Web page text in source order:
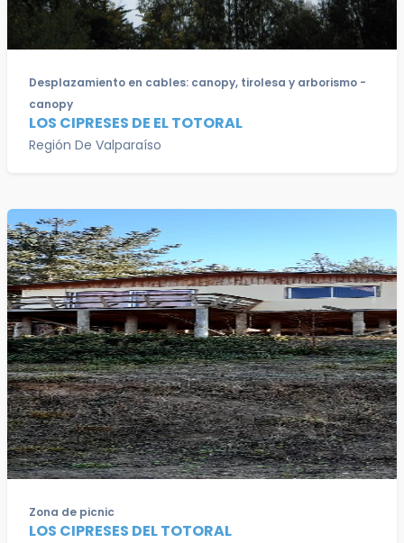
Desplazamiento en cables: canopy, tirolesa y arborismo -
canopy
LOS CIPRESES DE EL TOTORAL
Región De Valparaíso
Zona de picnic
LOS CIPRESES DEL TOTORAL